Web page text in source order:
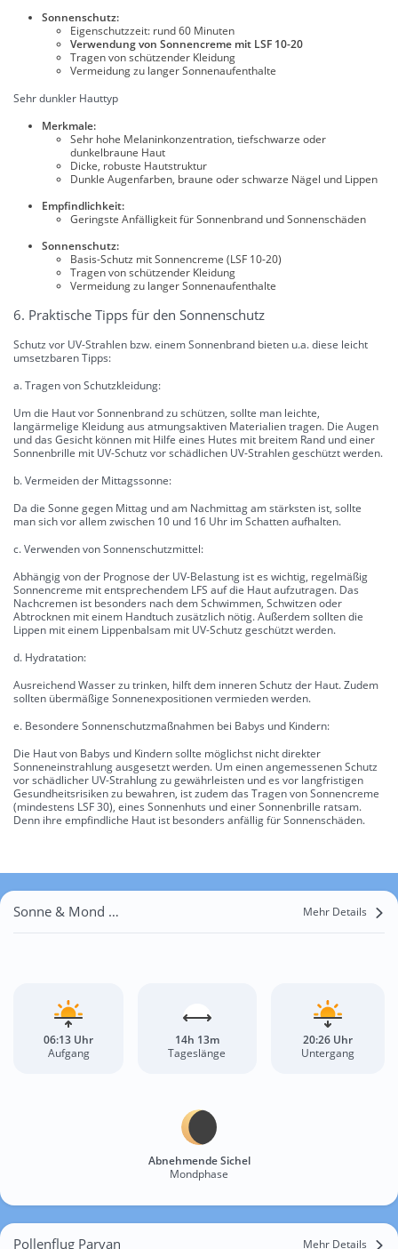
Sonnenschutz:
Eigenschutzzeit: rund 60 Minuten
Verwendung von Sonnencreme mit LSF 10-20
Tragen von schützender Kleidung
Vermeidung zu langer Sonnenaufenthalte
Sehr dunkler Hauttyp
Merkmale:
Sehr hohe Melaninkonzentration, tiefschwarze oder
dunkelbraune Haut
Dicke, robuste Hautstruktur
Dunkle Augenfarben, braune oder schwarze Nägel und Lippen
Empfindlichkeit:
Geringste Anfälligkeit für Sonnenbrand und Sonnenschäden
Sonnenschutz:
Basis-Schutz mit Sonnencreme (LSF 10-20)
Tragen von schützender Kleidung
Vermeidung zu langer Sonnenaufenthalte
6. Praktische Tipps für den Sonnenschutz
Schutz vor UV-Strahlen bzw. einem Sonnenbrand bieten u.a. diese leicht
umsetzbaren Tipps:
a. Tragen von Schutzkleidung:
Um die Haut vor Sonnenbrand zu schützen, sollte man leichte,
langärmelige Kleidung aus atmungsaktiven Materialien tragen. Die Augen
und das Gesicht können mit Hilfe eines Hutes mit breitem Rand und einer
Sonnenbrille mit UV-Schutz vor schädlichen UV-Strahlen geschützt werden.
b. Vermeiden der Mittagssonne:
Da die Sonne gegen Mittag und am Nachmittag am stärksten ist, sollte
man sich vor allem zwischen 10 und 16 Uhr im Schatten aufhalten.
c. Verwenden von Sonnenschutzmittel:
Abhängig von der Prognose der UV-Belastung ist es wichtig, regelmäßig
Sonnencreme mit entsprechendem LFS auf die Haut aufzutragen. Das
Nachcremen ist besonders nach dem Schwimmen, Schwitzen oder
Abtrocknen mit einem Handtuch zusätzlich nötig. Außerdem sollten die
Lippen mit einem Lippenbalsam mit UV-Schutz geschützt werden.
d. Hydratation:
Ausreichend Wasser zu trinken, hilft dem inneren Schutz der Haut. Zudem
sollten übermäßige Sonnenexpositionen vermieden werden.
e. Besondere Sonnenschutzmaßnahmen bei Babys und Kindern:
Die Haut von Babys und Kindern sollte möglichst nicht direkter
Sonneneinstrahlung ausgesetzt werden. Um einen angemessenen Schutz
vor schädlicher UV-Strahlung zu gewährleisten und es vor langfristigen
Gesundheitsrisiken zu bewahren, ist zudem das Tragen von Sonnencreme
(mindestens LSF 30), eines Sonnenhuts und einer Sonnenbrille ratsam.
Denn ihre empfindliche Haut ist besonders anfällig für Sonnenschäden.
Sonne & Mond Parvan Mehr Details
06:13 Uhr
Aufgang
14h 13m
Tageslänge
20:26 Uhr
Untergang
Abnehmende Sichel
Mondphase
Pollenflug Parvan Mehr Details